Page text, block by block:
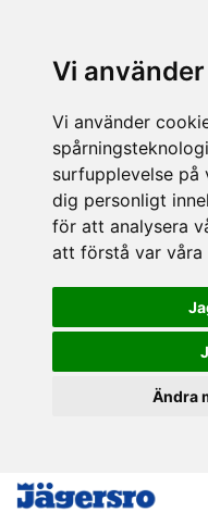
Vi
Vi använder
surfupplevelse
dig personligt
för att analysera
att förstå var våra
Ändra